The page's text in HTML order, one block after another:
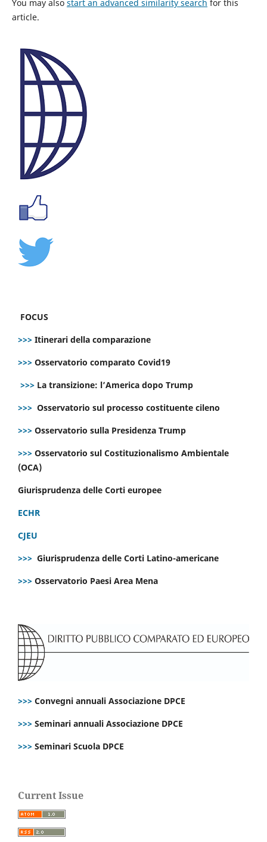
You may also start an advanced similarity search for this
article.
FOCUS
>>> Itinerari della comparazione
>>> Osservatorio comparato Covid19
>>> La transizione: l’America dopo Trump
>>> Osservatorio sul processo costituente cileno
>>> Osservatorio sulla Presidenza Trump
>>> Osservatorio sul Costituzionalismo Ambientale
(OCA)
Giurisprudenza delle Corti europee
ECHR
CJEU
>>> Giurisprudenza delle Corti Latino-americane
>>> Osservatorio Paesi Area Mena
>>> Convegni annuali Associazione DPCE
>>> Seminari annuali Associazione DPCE
>>> Seminari Scuola DPCE
Current Issue